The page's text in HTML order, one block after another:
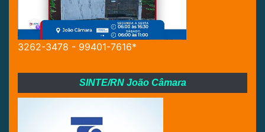
3262-3478 - 99401-7616*
SINTE/RN João Câmara